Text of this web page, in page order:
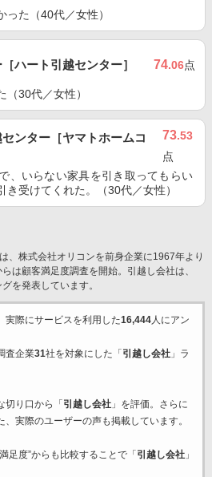
た（40代／女性）
ハート引越センター］ 74.06点
（30代／女性）
ンター［ヤマトホームコ
73.53
点
、いらない家具を引き取ってもらい
受けてくれた。（30代／女性）
、株式会社オリコンを前身企業に1967年より
は顧客満足度調査を開始。引越し会社は、
を発表しています。
実際にサービスを利用した16,444人にアン
査企業31社を対象にした「 引越し会社」ラ
切り口から「 引越し会社」を評価。さらに
実際のユーザーの声も掲載しています。
足度”からも比較することで「 引越し会社」